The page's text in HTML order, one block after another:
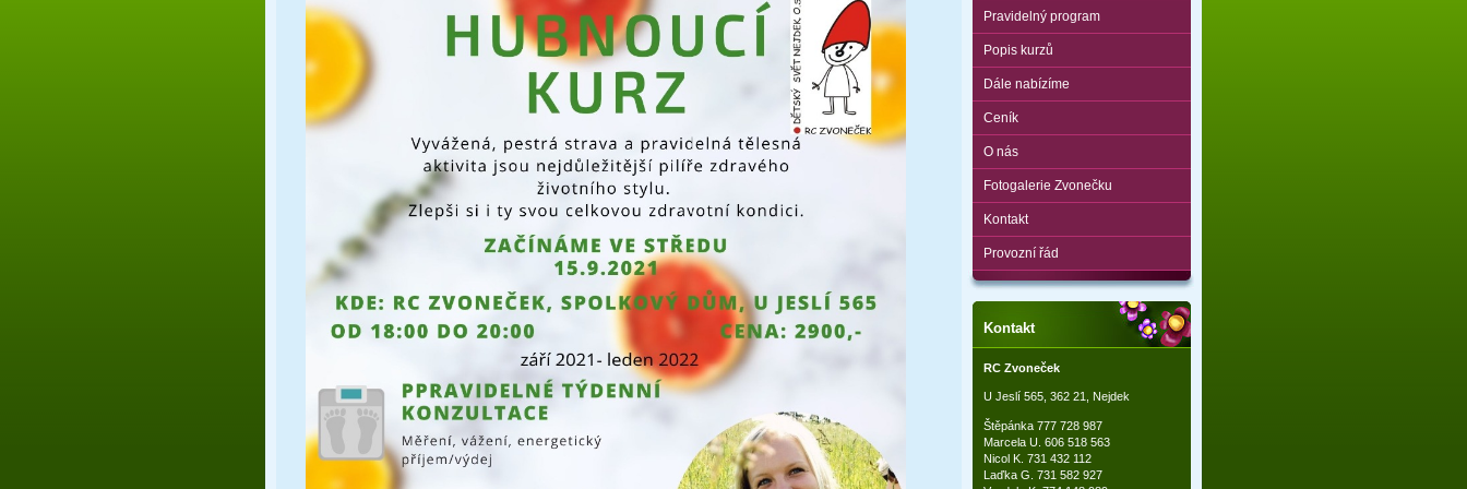
Pravidelný program
Popis kurzů
Dále nabízíme
Ceník
O nás
Fotogalerie Zvonečku
Kontakt
Provozní řád
Kontakt
RC Zvoneček
U Jeslí 565, 362 21, Nejdek
Štěpánka 777 728 987
Marcela U. 606 518 563
Nicol K. 731 432 112
Laďka G. 731 582 927